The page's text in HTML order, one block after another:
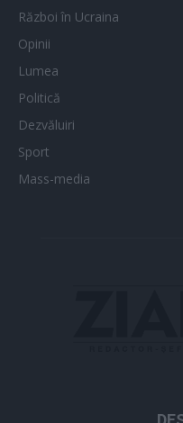
Război în Ucraina
Opinii
Lumea
Politică
Dezvăluiri
Sport
Mass-media